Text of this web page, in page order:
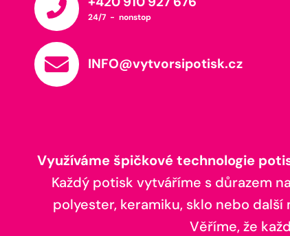
24/7 - nonstop
INFO@vytvorsipotisk.cz
Využíváme špičkové technologie
Každý potisk vytváříme s důrazem
polyester, keramiku, sklo nebo
Věříme, že